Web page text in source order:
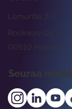
Rockway Oy
Lemuntie 3-5
00510 Helsinki
Seuraa meitä